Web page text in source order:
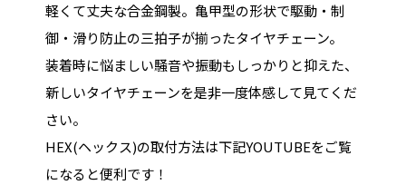
軽くて丈夫な合金鋼製。亀甲型の形状で駆動・制
御・滑り防止の三拍子が揃ったタイヤチェーン。
装着時に悩ましい騒音や振動もしっかりと抑えた、
新しいタイヤチェーンを是非一度体感して見てくだ
さい。
HEX(ヘックス)の取付方法は下記YOUTUBEをご覧
になると便利です！